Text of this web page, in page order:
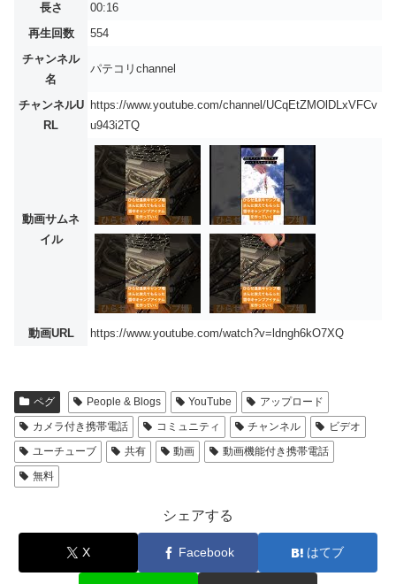
長さ
00:16
再生回数
554
チャンネル
名
パテコリchannel
チャンネルU
RL
https://www.youtube.com/channel/UCqEtZMOlDLxVFCv
u943i2TQ
動画サムネ
イル
動画URL https://www.youtube.com/watch?v=ldngh6kO7XQ
ペグ People & Blogs YouTube
アップロード
カメラ付き携帯電話
コミュニティ チャンネル
ビデオ
ユーチューブ
共有 動画
動画機能付き携帯電話
無料
シェアする
X Facebook はてブ